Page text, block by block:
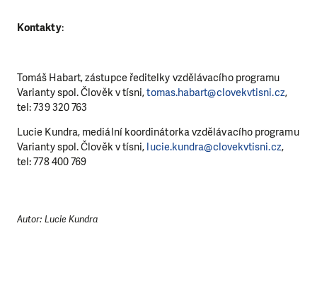
Kontakty:
Tomáš Habart, zástupce ředitelky vzdělávacího programu
Varianty spol. Člověk v tísni,tomas.habart@clovekvtisni.cz,
tel: 739 320 763
Lucie Kundra, mediální koordinátorka vzdělávacího programu
Varianty spol. Člověk v tísni, lucie.kundra@clovekvtisni.cz,
tel: 778 400 769
Autor: Lucie Kundra
Abychom mohli pomáhat smysluplně, neobejdeme se
Klubu přátel, Vaše dary nám umožní pomoci vždy tam,
kde je to nejvíce potřeba.
DAROVAT DAROVAT PRAVIDELNĚ